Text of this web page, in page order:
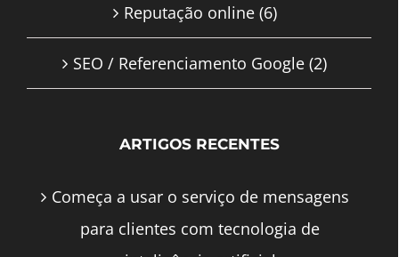
Reputação online (6)
SEO / Referenciamento Google (2)
ARTIGOS RECENTES
Começa a usar o serviço de mensagens
para clientes com tecnologia de